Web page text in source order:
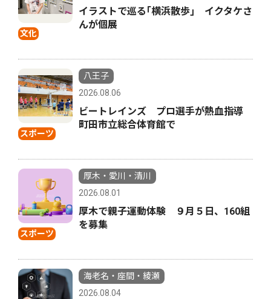
文化
イラストで巡る｢横浜散歩｣ イクタケさ
んが個展
スポーツ
八王子
2026.08.06
ビートレインズ プロ選手が熱血指導
町田市立総合体育館で
スポーツ
厚木・愛川・清川
2026.08.01
厚木で親子運動体験 ９月５日、160組
を募集
海老名・座間・綾瀬
2026.08.04